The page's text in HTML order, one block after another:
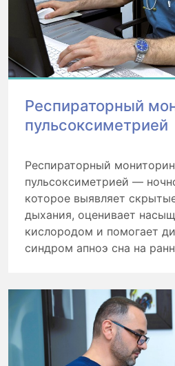
Респираторный
пульсоксиметрией
Респираторный
пульсоксиметрией —
которое выявляет
дыхания, оценивает
кислородом и помогает
синдром апноэ сна на